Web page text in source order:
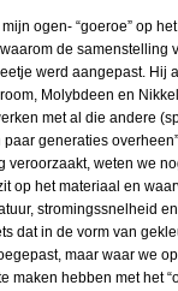
ogen- “goeroe” op
de samenstelling
werd aangepast. Hij
Molybdeen en
met al die andere
generaties
veroorzaakt, weten we
op het materiaal en
stromingssnelheid
dat in de vorm van
maar waar we
maken hebben met het